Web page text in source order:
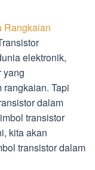
Rangkaian
elektronik,
yang
Tapi
dalam
transistor
kita akan
transistor dalam